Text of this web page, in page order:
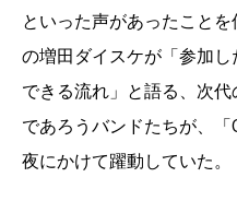
といった声があったこと
の増田ダイスケが「参加
できる流れ」と語る、次
であろうバンドたちが、
夜にかけて躍動していた。